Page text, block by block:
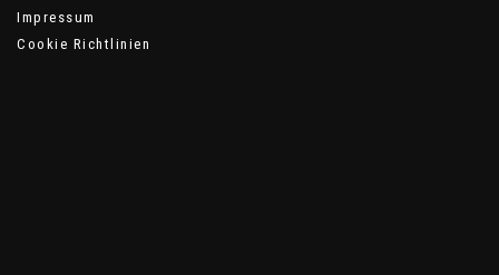
Impressum
Cookie Richtlinien